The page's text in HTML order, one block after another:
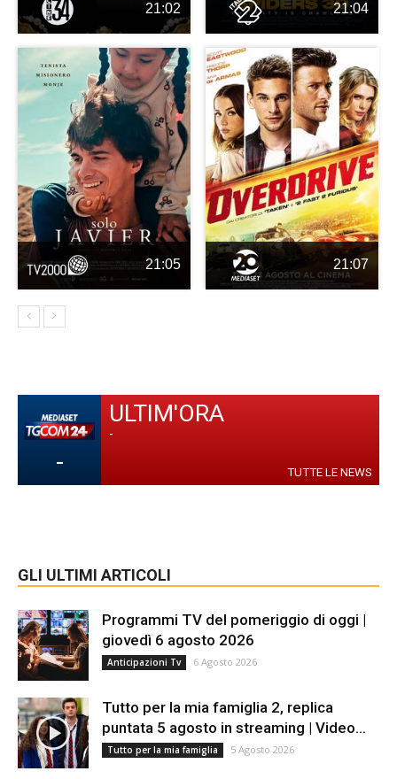
21:02 21:04
21:05 21:07
-
ULTIM'ORA
-
TUTTE LE NEWS
GLI ULTIMI ARTICOLI
Programmi TV del pomeriggio di oggi |
giovedì 6 agosto 2026
Anticipazioni Tv 6 Agosto 2026
Tutto per la mia famiglia 2, replica
puntata 5 agosto in streaming | Video...
Tutto per la mia famiglia 5 Agosto 2026